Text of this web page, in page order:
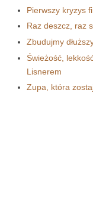
Pierwszy kryzys
Raz deszcz, raz
Zbudujmy
Świeżość,
Lisnerem
Zupa, która